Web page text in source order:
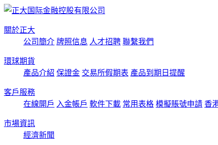
關於正大
公司簡介 牌照信息 人才招聘 聯繫我們
環球期貨
產品介紹 保證金 交易所假期表 產品到期日提醒
客戶服務
在線開戶 入金帳戶 軟件下載 常用表格 模擬賬號申請 香
市場資訊
經濟新聞